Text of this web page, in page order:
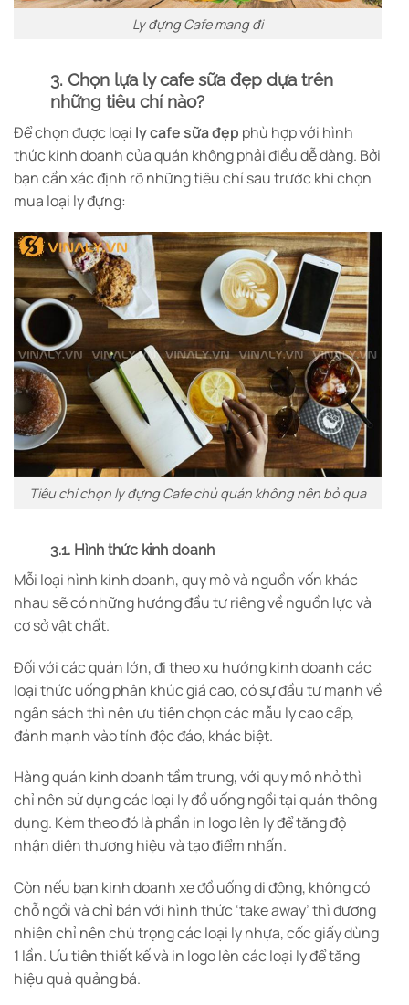
Ly đựng Cafe mang đi
3. Chọn lựa ly cafe sữa đẹp dựa trên
những tiêu chí nào?
Để chọn được loại ly cafe sữa đẹp phù hợp với hình
thức kinh doanh của quán không phải điều dễ dàng. Bởi
bạn cần xác định rõ những tiêu chí sau trước khi chọn
mua loại ly đựng:
Tiêu chí chọn ly đựng Cafe chủ quán không nên bỏ qua
3.1. Hình thức kinh doanh
Mỗi loại hình kinh doanh, quy mô và nguồn vốn khác
nhau sẽ có những hướng đầu tư riêng về nguồn lực và
cơ sở vật chất.
Đối với các quán lớn, đi theo xu hướng kinh doanh các
loại thức uống phân khúc giá cao, có sự đầu tư mạnh về
ngân sách thì nên ưu tiên chọn các mẫu ly cao cấp,
đánh mạnh vào tính độc đáo, khác biệt.
Hàng quán kinh doanh tầm trung, với quy mô nhỏ thì
chỉ nên sử dụng các loại ly đồ uống ngồi tại quán thông
dụng. Kèm theo đó là phần in logo lên ly để tăng độ
nhận diện thương hiệu và tạo điểm nhấn.
Còn nếu bạn kinh doanh xe đồ uống di động, không có
chỗ ngồi và chỉ bán với hình thức ‘take away’ thì đương
nhiên chỉ nên chú trọng các loại ly nhựa, cốc giấy dùng
1 lần. Ưu tiên thiết kế và in logo lên các loại ly để tăng
hiệu quả quảng bá.